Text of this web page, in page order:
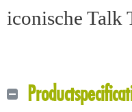
iconische Talk